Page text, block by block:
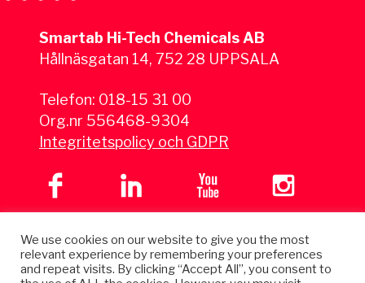
Smartab Hi-Tech Chemicals AB
Hållnäsgatan 14, 752 28 UPPSALA
Telefon: 018-15 31 00
Org.nr 556468-9304
Integritetspolicy och GDPR
We use cookies on our website to give you the most
relevant experience by remembering your preferences
and repeat visits. By clicking “Accept All”, you consent to